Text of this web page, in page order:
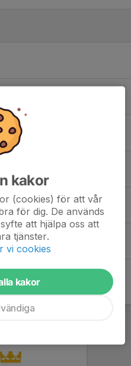
kakor
(cookies) för att vår
för dig. De används
att hjälpa oss att
tjänster.
vi cookies
kakor